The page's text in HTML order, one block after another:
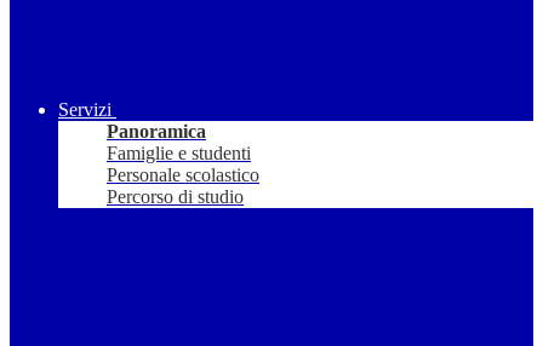
Servizi
Panoramica
Famiglie e studenti
Personale scolastico
Percorso di studio